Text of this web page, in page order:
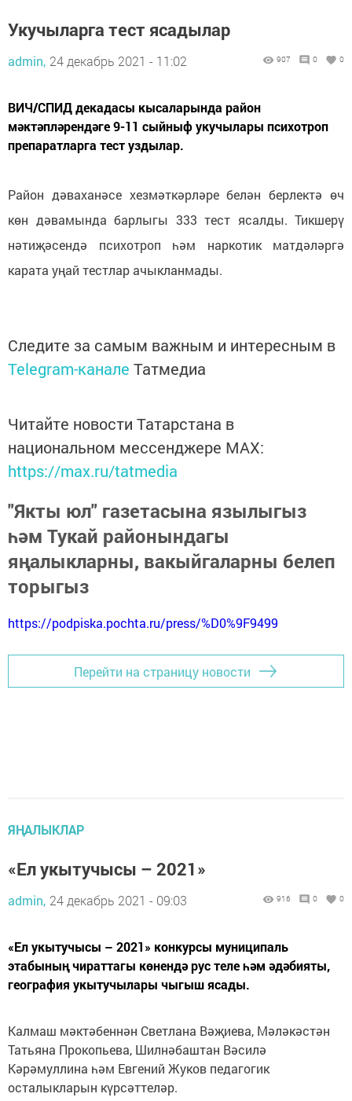
Укучыларга тест ясадылар
admin, 24 декабрь 2021 - 11:02 907 0 0
ВИЧ/СПИД декадасы кысаларында район
мәктәпләрендәге 9-11 сыйныф укучылары психотроп
препаратларга тест уздылар.
Район дәваханәсе хезмәткәрләре белән берлектә өч
көн дәвамында барлыгы 333 тест ясалды. Тикшерү
нәтиҗәсендә психотроп һәм наркотик матдәләргә
карата уңай тестлар ачыкланмады.
Следите за самым важным и интересным в
Telegram-канале Татмедиа
Читайте новости Татарстана в
национальном мессенджере MАХ:
https://max.ru/tatmedia
"Якты юл" газетасына язылыгыз
һәм Тукай районындагы
яңалыкларны, вакыйгаларны белеп
торыгыз
https://podpiska.pochta.ru/press/%D0%9F9499
Перейти на страницу новости
ЯҢАЛЫКЛАР
«Ел укытучысы – 2021»
admin, 24 декабрь 2021 - 09:03 916 0 0
«Ел укытучысы – 2021» конкурсы муниципаль
этабының чираттагы көнендә рус теле һәм әдәбияты,
география укытучылары чыгыш ясады.
Калмаш мәктәбеннән Светлана Вәҗиева, Мәләкәстән
Татьяна Прокопьева, Шилнәбаштан Вәсилә
Кәрәмуллина һәм Евгений Жуков педагогик
осталыкларын күрсәттеләр.